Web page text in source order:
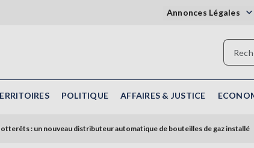
Annonces Légales
POLITIQUE AFFAIRES & JUSTICE
: un nouveau distributeur automatique de bouteilles de gaz installé